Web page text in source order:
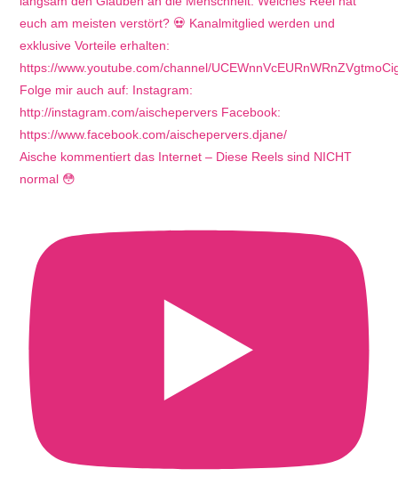
Aische kommentiert das Internet – Diese Reels sind NICHT
normal 😳